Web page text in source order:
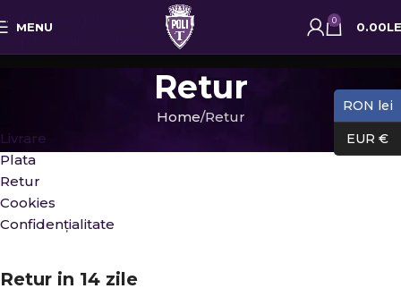
Skip to navigation
MENU 0 0.00
Retur
Home Retur
Livrare
Plata
Retur
Cookies
Confidențialitate
Retur in 14 zile
RON lei
EUR €